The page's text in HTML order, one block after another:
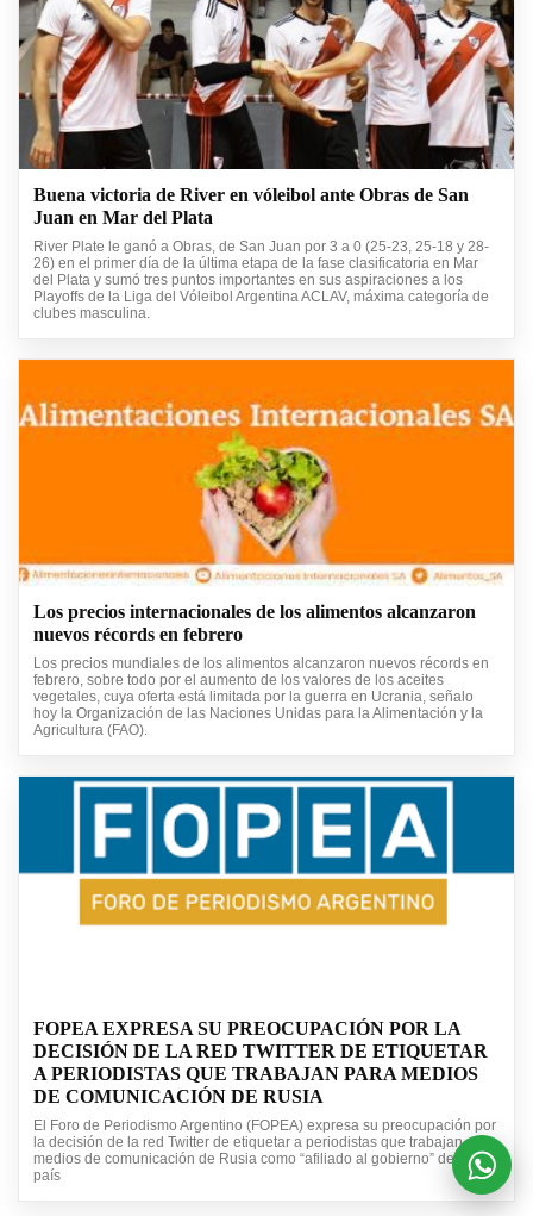
Buena victoria de River en vóleibol ante Obras de San
Juan en Mar del Plata
River Plate le ganó a Obras, de San Juan por 3 a 0 (25-23, 25-18 y 28-
26) en el primer día de la última etapa de la fase clasificatoria en Mar
del Plata y sumó tres puntos importantes en sus aspiraciones a los
Playoffs de la Liga del Vóleibol Argentina ACLAV, máxima categoría de
clubes masculina.
Los precios internacionales de los alimentos alcanzaron
nuevos récords en febrero
Los precios mundiales de los alimentos alcanzaron nuevos récords en
febrero, sobre todo por el aumento de los valores de los aceites
vegetales, cuya oferta está limitada por la guerra en Ucrania, señalo
hoy la Organización de las Naciones Unidas para la Alimentación y la
Agricultura (FAO).
FOPEA EXPRESA SU PREOCUPACIÓN POR LA
DECISIÓN DE LA RED TWITTER DE ETIQUETAR
A PERIODISTAS QUE TRABAJAN PARA MEDIOS
DE COMUNICACIÓN DE RUSIA
El Foro de Periodismo Argentino (FOPEA) expresa su preocupación por
la decisión de la red Twitter de etiquetar a periodistas que trabajan para
medios de comunicación de Rusia como “afiliado al gobierno” de ese
país